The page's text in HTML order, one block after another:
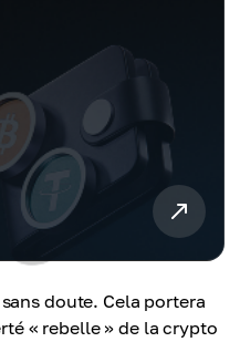
doute. Cela portera
« rebelle » de la crypto